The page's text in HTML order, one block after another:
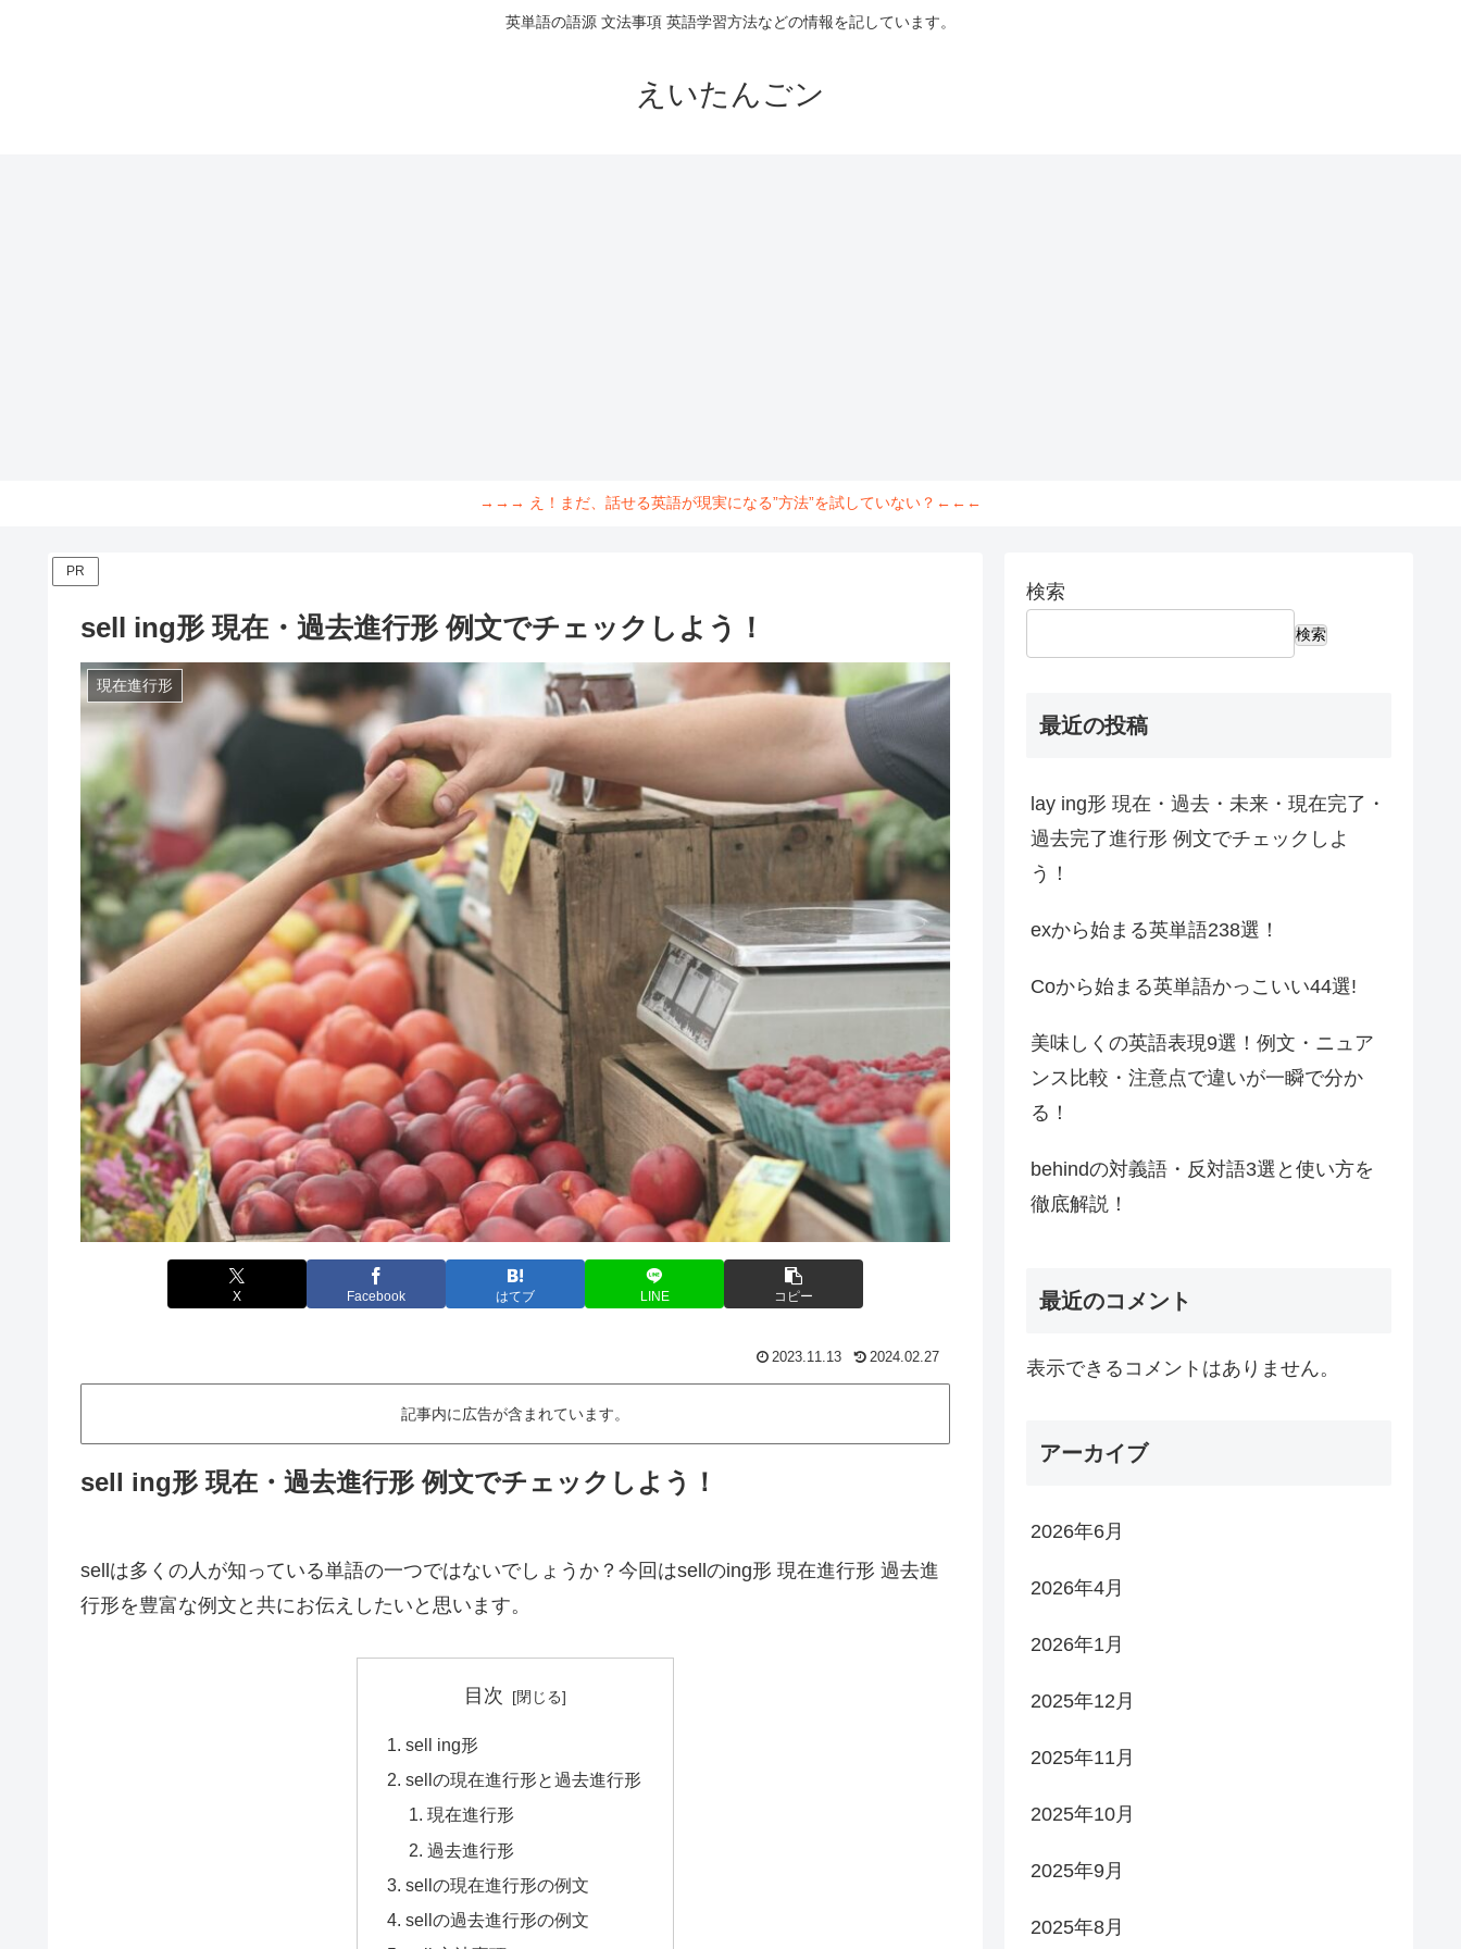
英単語の語源 文法事項 英語学習方法などの情報を記しています。
えいたんごン
→→→ え！まだ、話せる英語が現実になる”方法”を試していない？←←←
PR
sell ing形 現在・過去進行形 例文でチェックしよう！
現在進行形
X Facebook はてブ LINE コピー
2023.11.13 2024.02.27
記事内に広告が含まれています。
sell ing形 現在・過去進行形 例文でチェックしよう！
sellは多くの人が知っている単語の一つではないでしょうか？今回はsellのing形 現在進行形 過去進
行形を豊富な例文と共にお伝えしたいと思います。
目次
sell ing形
sellの現在進行形と過去進行形
現在進行形
過去進行形
sellの現在進行形の例文
sellの過去進行形の例文
検索
検索
最近の投稿
lay ing形 現在・過去・未来・現在完了・
過去完了進行形 例文でチェックしよ
う！
exから始まる英単語238選！
Coから始まる英単語かっこいい44選!
美味しくの英語表現9選！例文・ニュア
ンス比較・注意点で違いが一瞬で分か
る！
behindの対義語・反対語3選と使い方を
徹底解説！
最近のコメント
表示できるコメントはありません。
アーカイブ
2026年6月
2026年4月
2026年1月
2025年12月
2025年11月
2025年10月
2025年9月
2025年8月